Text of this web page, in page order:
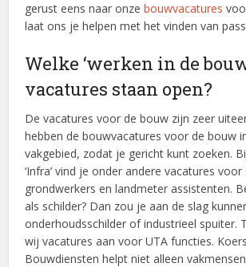
gerust eens naar onzebouwvacatures
laat ons je helpen met het vinden van
Welke ‘werken in de
vacatures staan open?
De vacatures voor de bouw zijn zeer
hebben de bouwvacatures voor de bouw
vakgebied, zodat je gericht kunt zoeken.
‘Infra’ vind je onder andere vacatures
grondwerkers en landmeter assistenten.
als schilder? Dan zou je aan de slag
onderhoudsschilder of industrieel spuiter.
wij vacatures aan voor UTA functies.
Bouwdiensten helpt niet alleen